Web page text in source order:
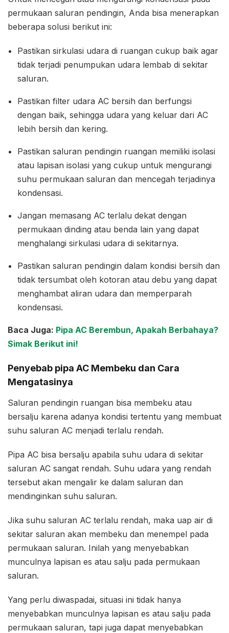
permukaan saluran pendingin, Anda bisa menerapkan
beberapa solusi berikut ini:
Pastikan sirkulasi udara di ruangan cukup baik agar
tidak terjadi penumpukan udara lembab di sekitar
saluran.
Pastikan filter udara AC bersih dan berfungsi
dengan baik, sehingga udara yang keluar dari AC
lebih bersih dan kering.
Pastikan saluran pendingin ruangan memiliki isolasi
atau lapisan isolasi yang cukup untuk mengurangi
suhu permukaan saluran dan mencegah terjadinya
kondensasi.
Jangan memasang AC terlalu dekat dengan
permukaan dinding atau benda lain yang dapat
menghalangi sirkulasi udara di sekitarnya.
Pastikan saluran pendingin dalam kondisi bersih dan
tidak tersumbat oleh kotoran atau debu yang dapat
menghambat aliran udara dan memperparah
kondensasi.
Baca Juga: Pipa AC Berembun, Apakah Berbahaya?
Simak Berikut ini!
Penyebab pipa AC Membeku dan Cara
Mengatasinya
Saluran pendingin ruangan bisa membeku atau
bersalju karena adanya kondisi tertentu yang membuat
suhu saluran AC menjadi terlalu rendah.
Pipa AC bisa bersalju apabila suhu udara di sekitar
saluran AC sangat rendah. Suhu udara yang rendah
tersebut akan mengalir ke dalam saluran dan
mendinginkan suhu saluran.
Jika suhu saluran AC terlalu rendah, maka uap air di
sekitar saluran akan membeku dan menempel pada
permukaan saluran. Inilah yang menyebabkan
munculnya lapisan es atau salju pada permukaan
saluran.
Yang perlu diwaspadai, situasi ini tidak hanya
menyebabkan munculnya lapisan es atau salju pada
permukaan saluran, tapi juga dapat menyebabkan